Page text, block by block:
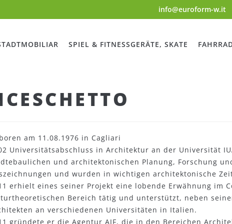
info@euroform-w.it
SPIEL & FITNESSGERÄTE, SKATE
am 11.08.1976 in Cagliari
Universitätsabschluss in Architektur an der Universität
und architektonischen Planung, Forschung
und wurden in wichtigen architektonische
erhielt eines seiner Projekt eine lobende Erwähnung im
Bereich tätig und unterstützt, neben
an verschiedenen Universitäten in Italien.
gründete er die Agentur AJF, die in den Bereichen